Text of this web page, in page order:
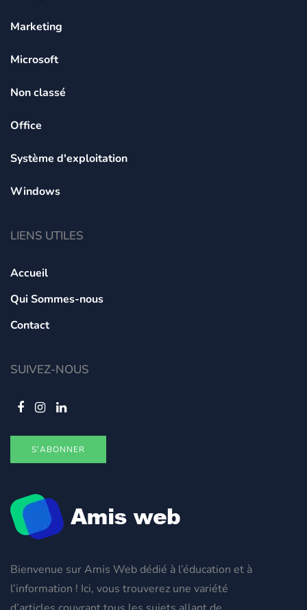
Bienvenue sur Amis Web dédié à l’éducation et à
l’information ! Ici, vous trouverez une variété
Marketing
Microsoft
Non classé
Office
Système d'exploitation
Windows
LIENS UTILES
Accueil
Qui Sommes-nous
Contact
SUIVEZ-NOUS
S'ABONNER